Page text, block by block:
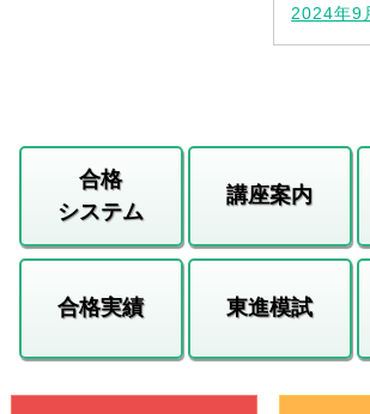
2024年9
合格
システム
講座案内
合格実績 東進模試